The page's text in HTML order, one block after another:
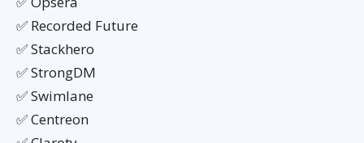
✅ Recorded Future
✅ Stackhero
✅ StrongDM
✅ Swimlane
✅ Centreon